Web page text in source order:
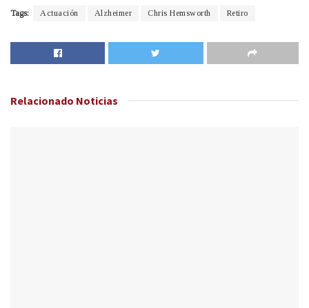
Tags: Actuación Alzheimer Chris Hemsworth Retiro
Relacionado Noticias